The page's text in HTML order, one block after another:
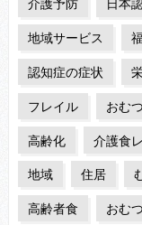
介護予防 日本
地域サービス
認知症の症状
フレイル おむ
高齢化 介護食
地域 住居
高齢者食 おむ